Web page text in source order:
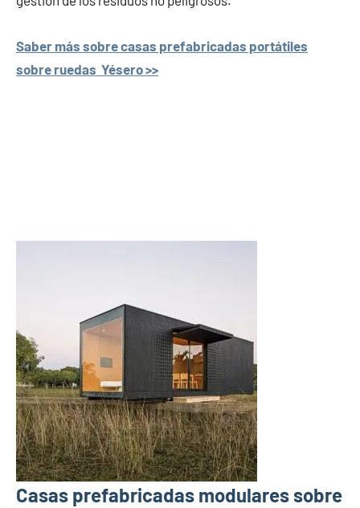
Saber más sobre casas prefabricadas portátiles
sobre ruedas Yésero >>
Casas prefabricadas modulares sobre